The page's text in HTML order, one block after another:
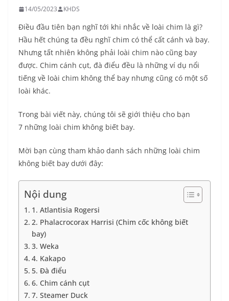
14/05/2023 KHDS
Điều đầu tiên bạn nghĩ tới khi nhắc về loài chim là gì?
Hầu hết chúng ta đều nghĩ chim có thể cất cánh và bay.
Nhưng tất nhiên không phải loài chim nào cũng bay
được. Chim cánh cụt, đà điểu đều là những ví dụ nổi
tiếng về loài chim không thể bay nhưng cũng có một số
loài khác.
Trong bài viết này, chúng tôi sẽ giới thiệu cho bạn
7 những loài chim không biết bay.
Mời bạn cùng tham khảo danh sách những loài chim
không biết bay dưới đây:
Nội dung
1. Atlantisia Rogersi
2. Phalacrocorax Harrisi (Chim cốc không biết
bay)
3. Weka
4. Kakapo
5. Đà điểu
6. Chim cánh cụt
7. Steamer Duck